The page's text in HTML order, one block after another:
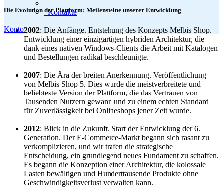
Kontakte
Konto
Die Evolution der Plattform: Meilensteine unserer Entwicklung
2002: Die Anfänge. Entstehung des Konzepts Melbis Shop.
Entwicklung einer einzigartigen hybriden Architektur, die
dank eines nativen Windows-Clients die Arbeit mit Katalogen
und Bestellungen radikal beschleunigte.
2007: Die Ära der breiten Anerkennung. Veröffentlichung
von Melbis Shop 5. Dies wurde die meistverbreitete und
beliebteste Version der Plattform, die das Vertrauen von
Tausenden Nutzern gewann und zu einem echten Standard
für Zuverlässigkeit bei Onlineshops jener Zeit wurde.
2012: Blick in die Zukunft. Start der Entwicklung der 6.
Generation. Der E-Commerce-Markt begann sich rasant zu
verkomplizieren, und wir trafen die strategische
Entscheidung, ein grundlegend neues Fundament zu schaffen.
Es begann die Konzeption einer Architektur, die kolossale
Lasten bewältigen und Hunderttausende Produkte ohne
Geschwindigkeitsverlust verwalten kann.